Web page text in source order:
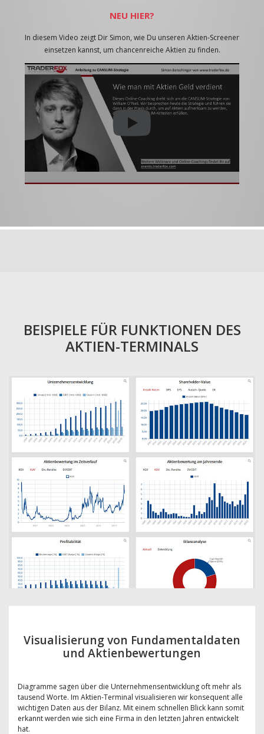
NEU HIER?
In diesem Video zeigt Dir Simon, wie Du unseren Aktien-Screener
einsetzen kannst, um chancenreiche Aktien zu finden.
BEISPIELE FÜR FUNKTIONEN DES
AKTIEN-TERMINALS
Visualisierung von Fundamentaldaten
und Aktienbewertungen
Diagramme sagen über die Unternehmensentwicklung oft mehr als
tausend Worte. Im Aktien-Terminal visualisieren wir konsequent alle
wichtigen Daten aus der Bilanz. Mit einem schnellen Blick kann somit
erkannt werden wie sich eine Firma in den letzten Jahren entwickelt
hat.